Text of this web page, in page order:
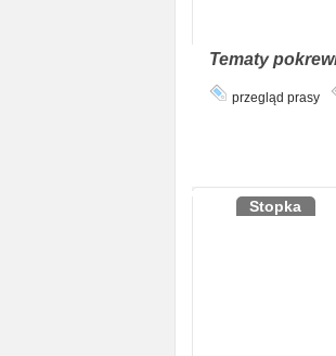
Tematy
przegląd prasy
Stopka